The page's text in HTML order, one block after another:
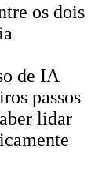
os dois
de IA
passos
lidar